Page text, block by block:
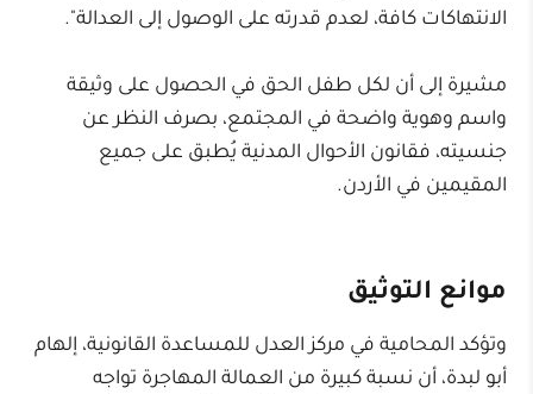
الانتهاكات كافة، لعدم قدرته على الوصول إلى العدالة".
مشيرة إلى أن لكل طفل الحق في الحصول على وثيقة
واسم وهوية واضحة في المجتمع، بصرف النظر عن
جنسيته، فقانون الأحوال المدنية يُطبق على جميع
المقيمين في الأردن.
موانع التوثيق
وتؤكد المحامية في مركز العدل للمساعدة القانونية، إلهام
أبو لبدة، أن نسبة كبيرة من العمالة المهاجرة تواجه